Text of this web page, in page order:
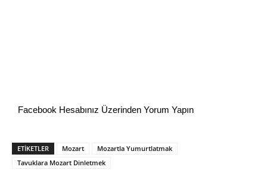
Facebook Hesabınız Üzerinden Yorum Yapın
ETİKETLER Mozart
Mozartla Yumurtlatmak
Tavuklara Mozart Dinletmek